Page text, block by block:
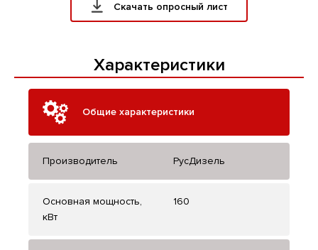
Скачать опросный лист
Характеристики
Общие характеристики
Производитель РусДизель
Основная мощность,
кВт
160